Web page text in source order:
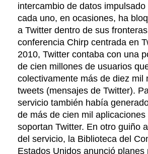
intercambio de datos
cada uno, en ocasiones, ha
a Twitter dentro de sus
conferencia Chirp centrada en
2010, Twitter contaba con una
de cien millones de usuarios
colectivamente más de diez mil
tweets (mensajes de Twitter).
servicio también había
de más de cien mil
soportan Twitter. En otro guiño
del servicio, la Biblioteca del
Estados Unidos anunció planes